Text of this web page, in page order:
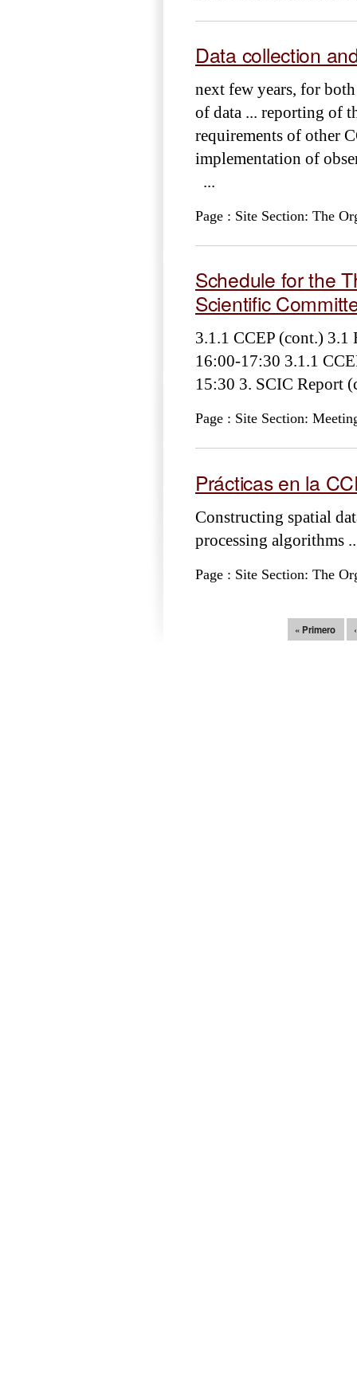
Data collection
next few years, for
of data ... reporting of
requirements of other
implementation of
...
Page : Site Section: The
Schedule for the
Scientific
3.1.1 CCEP (cont.) 3.1
16:00-17:30 3.1.1
15:30 3. SCIC Report
Page : Site Section:
Prácticas en la
Constructing spatial
processing algorithms
Page : Site Section: The
« Primero